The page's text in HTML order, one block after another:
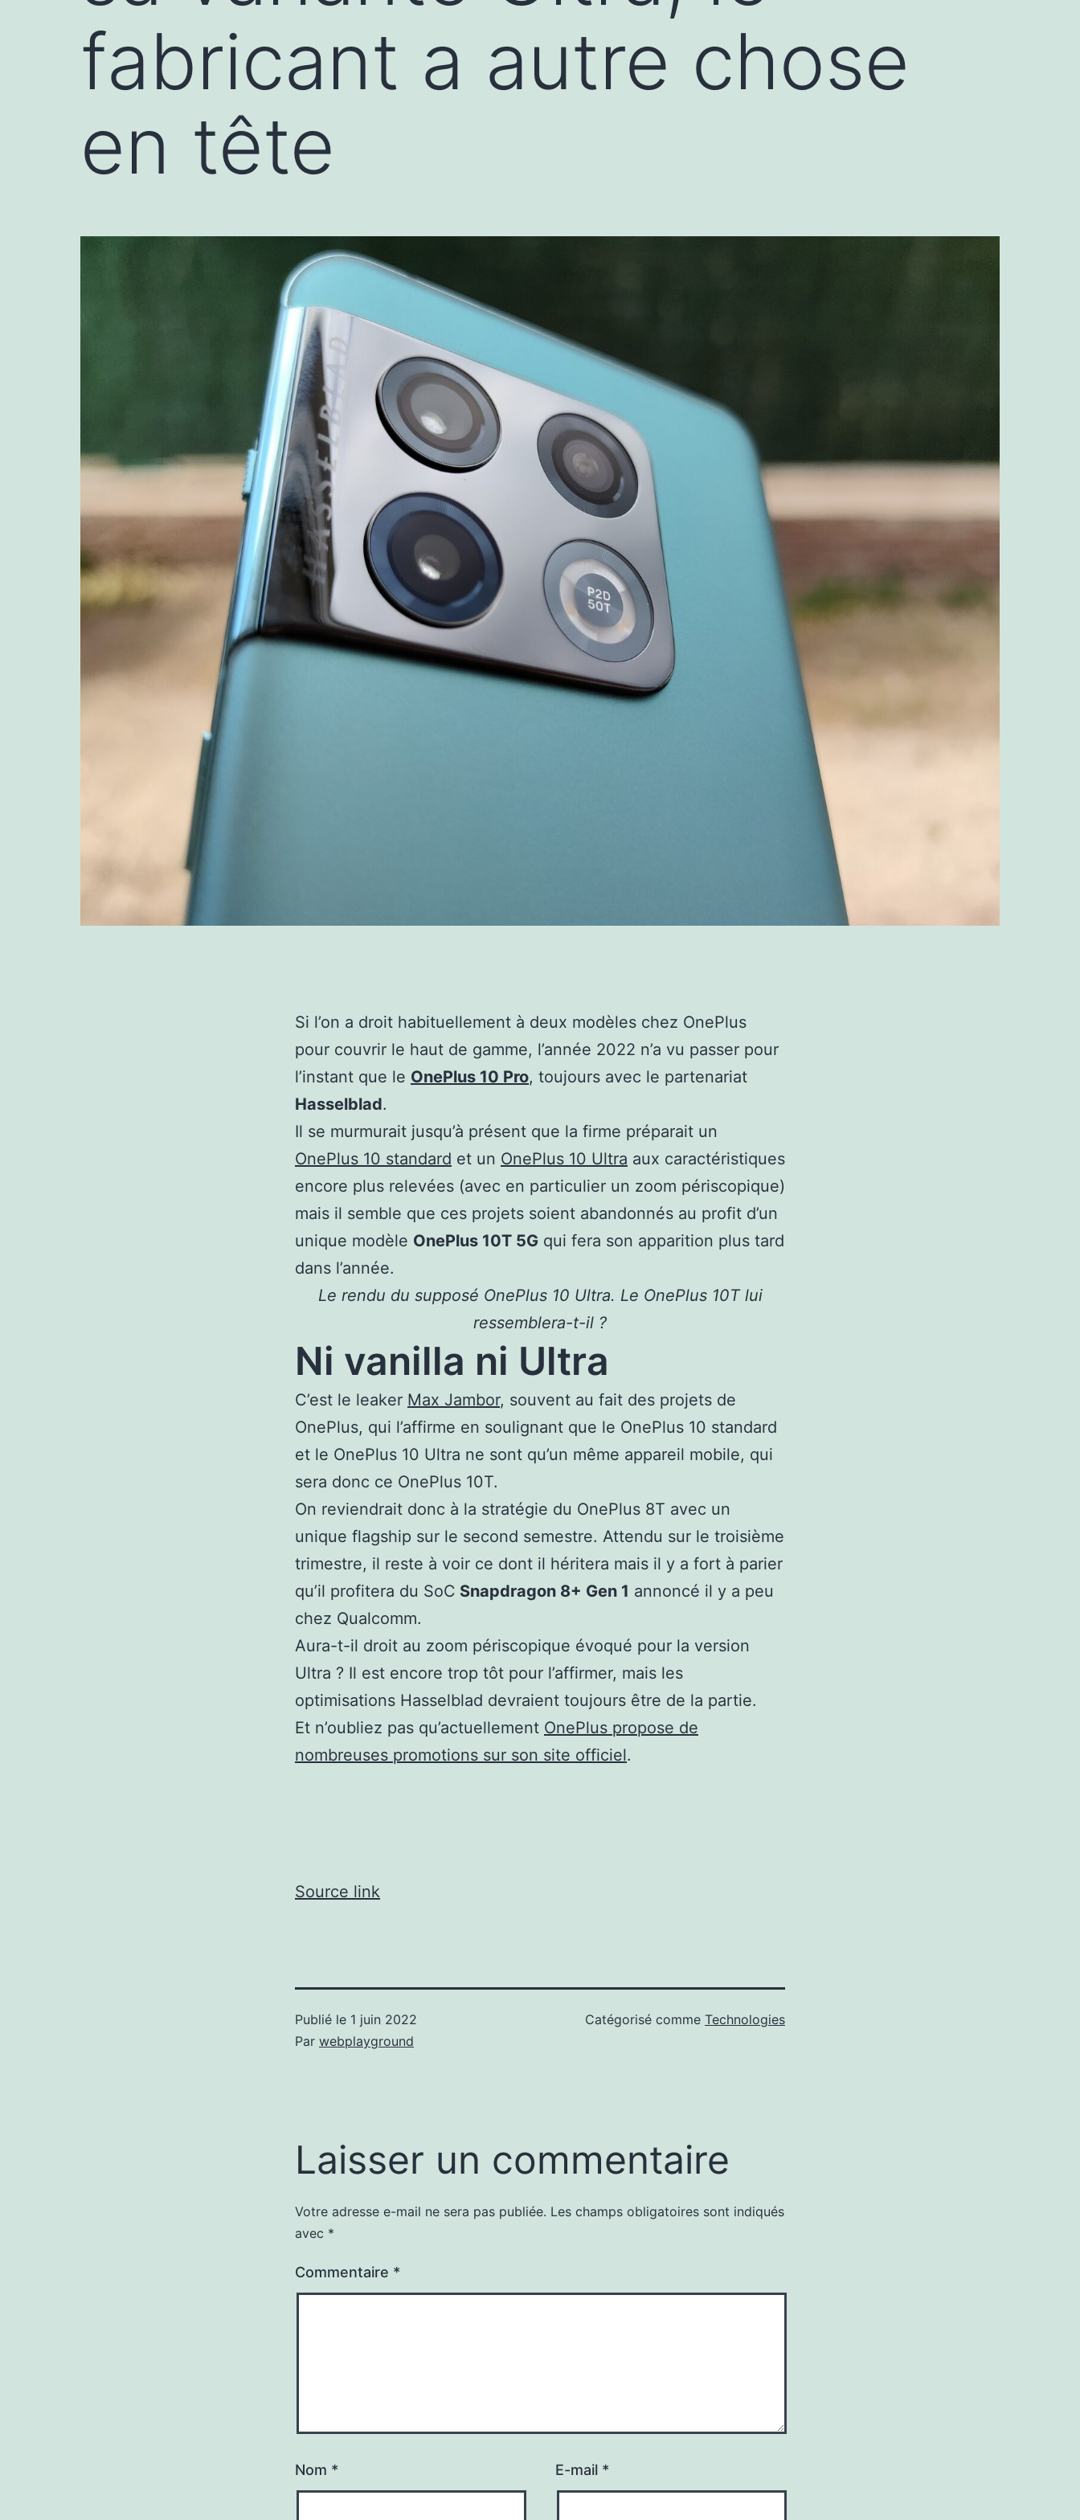
fabricant a autre chose
en tête
Si l’on a droit habituellement à deux modèles chez OnePlus
pour couvrir le haut de gamme, l’année 2022 n’a vu passer pour
l’instant que le OnePlus 10 Pro, toujours avec le partenariat
Hasselblad.
Il se murmurait jusqu’à présent que la firme préparait un
OnePlus 10 standard et un OnePlus 10 Ultra aux caractéristiques
encore plus relevées (avec en particulier un zoom périscopique)
mais il semble que ces projets soient abandonnés au profit d’un
unique modèle OnePlus 10T 5G qui fera son apparition plus tard
dans l’année.
Le rendu du supposé OnePlus 10 Ultra. Le OnePlus 10T lui
ressemblera-t-il ?
Ni vanilla ni Ultra
C’est le leaker Max Jambor, souvent au fait des projets de
OnePlus, qui l’affirme en soulignant que le OnePlus 10 standard
et le OnePlus 10 Ultra ne sont qu’un même appareil mobile, qui
sera donc ce OnePlus 10T.
On reviendrait donc à la stratégie du OnePlus 8T avec un
unique flagship sur le second semestre. Attendu sur le troisième
trimestre, il reste à voir ce dont il héritera mais il y a fort à parier
qu’il profitera du SoC Snapdragon 8+ Gen 1 annoncé il y a peu
chez Qualcomm.
Aura-t-il droit au zoom périscopique évoqué pour la version
Ultra ? Il est encore trop tôt pour l’affirmer, mais les
optimisations Hasselblad devraient toujours être de la partie.
Et n’oubliez pas qu’actuellement OnePlus propose de
nombreuses promotions sur son site officiel.
Source link
Publié le 1 juin 2022
Par webplayground
Catégorisé comme Technologies
Laisser un commentaire
Votre adresse e-mail ne sera pas publiée. Les champs obligatoires sont indiqués
avec *
Commentaire *
Nom * E-mail *